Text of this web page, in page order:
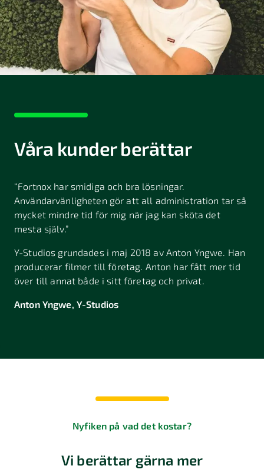
Våra kunder berättar
“Fortnox har smidiga och bra lösningar.
Användarvänligheten gör att all administration tar så
mycket mindre tid för mig när jag kan sköta det
mesta själv.”
Y-Studios grundades i maj 2018 av Anton Yngwe. Han
producerar filmer till företag. Anton har fått mer tid
över till annat både i sitt företag och privat.
Anton Yngwe, Y-Studios
Nyfiken på vad det kostar?
Vi berättar gärna mer